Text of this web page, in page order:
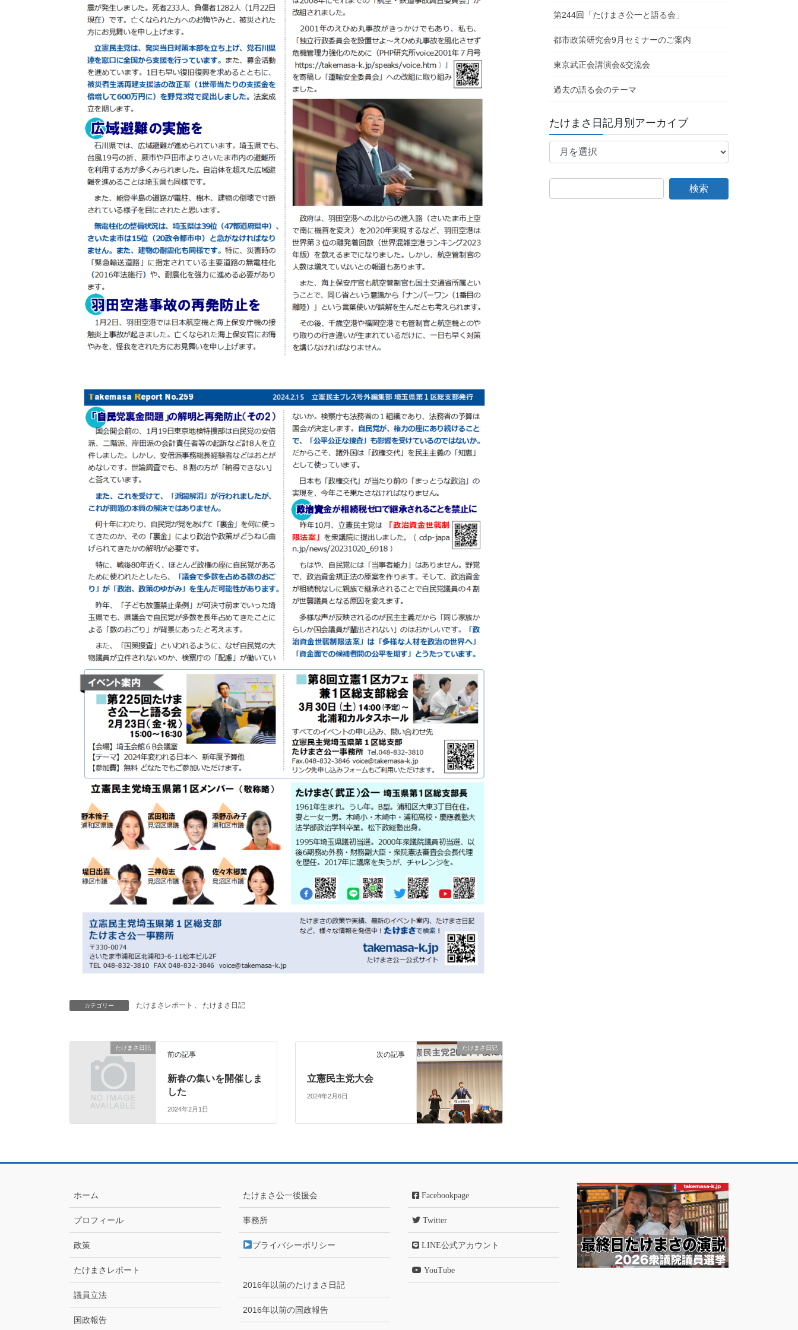
カテゴリー たけまさレポート 、 たけまさ日記
たけまさ日記
前の記事
新春の集いを開催しま
した
2024年2月1日
たけまさ日記
次の記事
立憲民主党大会
2024年2月6日
第244回「たけまさ公一と語る会」
都市政策研究会9月セミナーのご案内
東京武正会講演会&交流会
過去の語る会のテーマ
たけまさ日記月別アーカイブ
た
日
ホーム
プロフィール
政策
たけまさレポート
議員立法
国政報告
たけまさ公一後援会
事務所
プライバシーポリシー
2016年以前のたけまさ日記
2016年以前の国政報告
Facebookpage
Twitter
LINE公式アカウント
YouTube